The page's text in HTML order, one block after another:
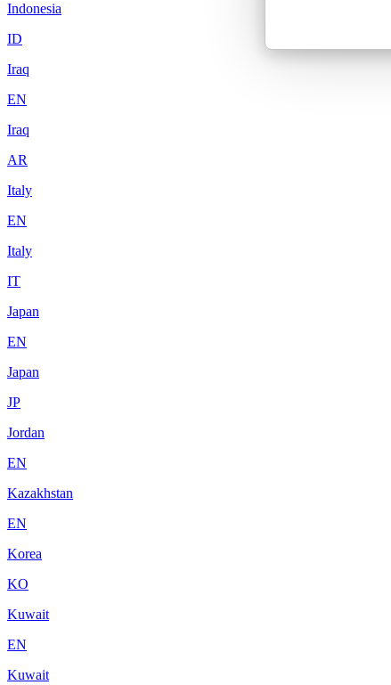
Indonesia
ID
Iraq
EN
Iraq
AR
Italy
EN
Italy
IT
Japan
EN
Japan
JP
Jordan
EN
Kazakhstan
EN
Korea
KO
Kuwait
EN
Kuwait